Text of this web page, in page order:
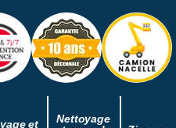
et
Nettoyage